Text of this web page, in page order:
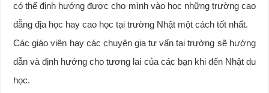
có thể định hướng được cho mình vào học những trường cao
đẵng địa học hay cao học tại trường Nhật một cách tốt nhất.
Các giáo viên hay các chuyên gia tư vấn tại trường sẽ hướng
dẫn và định hướng cho tương lai của các bạn khi đến Nhật du
học.